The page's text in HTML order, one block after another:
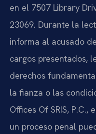
en el 7507 Library
23069. Durante la
informa al acusado
cargos presentados,
derechos
la fianza o las
Offices Of SRIS,
un proceso penal